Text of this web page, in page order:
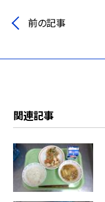
前の記事
関連記事